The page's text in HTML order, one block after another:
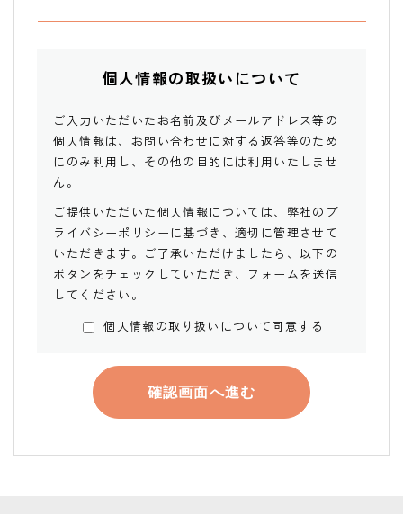
個人情報の取扱いについて
ご入力いただいたお名前及びメールアドレス等の
個人情報は、お問い合わせに対する返答等のため
にのみ利用し、その他の目的には利用いたしませ
ん。
ご提供いただいた個人情報については、弊社の プ
ライバシーポリシー に基づき、適切に管理させて
いただきます。ご了承いただけましたら、以下の
ボタンをチェックしていただき、フォームを送信
してください。
個人情報の取り扱いについて同意する